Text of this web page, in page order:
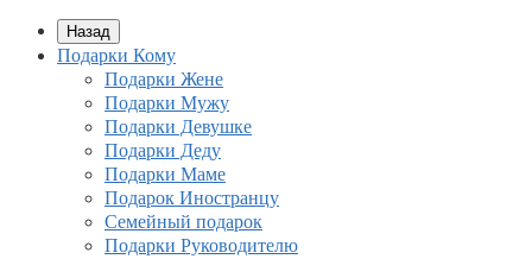
Назад
Подарки Кому
Подарки Жене
Подарки Мужу
Подарки Девушке
Подарки Деду
Подарки Маме
Подарок Иностранцу
Семейный подарок
Подарки Руководителю